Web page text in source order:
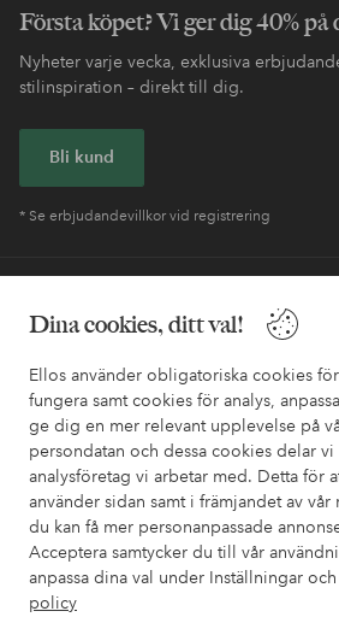
Dina cookies, ditt val!
Ellos använder obligatoriska cookies
fungera samt cookies för analys,
ge dig en mer relevant upplevelse på
persondatan och dessa cookies delar
analysföretag vi arbetar med. Detta för
använder sidan samt i främjandet av vår
du kan få mer personanpassade
Acceptera samtycker du till vår
anpassa dina val under Inställningar
policy
Första köpet? Vi ger dig 40% på
Nyheter varje vecka, exklusiva
stilinspiration – direkt till dig.
Bli kund
* Se erbjudandevillkor vid registrering
I vår FAQ hittar du svaren på de
också information om hur du enklast
Kundservice Beställning
Mina sidor
Om Ellos